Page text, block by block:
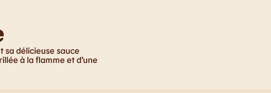
sa délicieuse sauce
à la flamme et d’une